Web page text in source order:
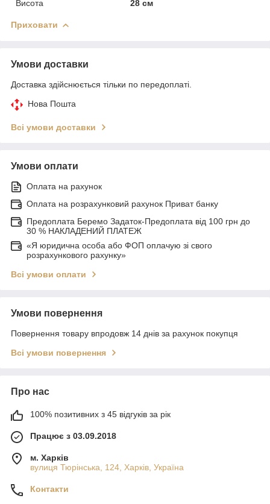
Висота
28 см
Приховати
Умови доставки
Доставка здійснюється тільки по передоплаті.
Нова Пошта
Всі умови доставки
Умови оплати
Оплата на рахунок
Оплата на розрахунковий рахунок Приват банку
Предоплата Беремо Задаток-Предоплата від 100 грн до
30 % НАКЛАДЕНИЙ ПЛАТЕЖ
«Я юридична особа або ФОП оплачую зі свого
розрахункового рахунку»
Всі умови оплати
Умови повернення
Повернення товару впродовж 14 днів за рахунок покупця
Всі умови повернення
Про нас
100% позитивних з 45 відгуків за рік
Працює з 03.09.2018
м. Харків
вулиця Тюрінська, 124, Харків, Україна
Контакти